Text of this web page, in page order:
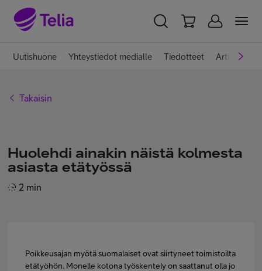
YKSITYISILLE YRITYKSILLE WHOLESALE
Vastuullisuus
Uutishuone Yhteystiedot medialle Tiedotteet Artikkelit
Takaisin
Huolehdi ainakin näistä kolmesta
asiasta etätyössä
2 min
Poikkeusajan myötä suomalaiset ovat siirtyneet toimistoilta
etätyöhön. Monelle kotona työskentely on saattanut olla jo